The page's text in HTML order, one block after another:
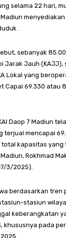
selama 22 hari,
Madiun
.
sebanyak
Jarak Jauh (KAJJ),
Lokal yang
Capai 69.330 atau
Daop 7 Madiun
terjual mencapai
kapasitas yang
Rokhmad
3/2025).
berdasarkan tren
stasiun
keberangkatan
khususnya pada